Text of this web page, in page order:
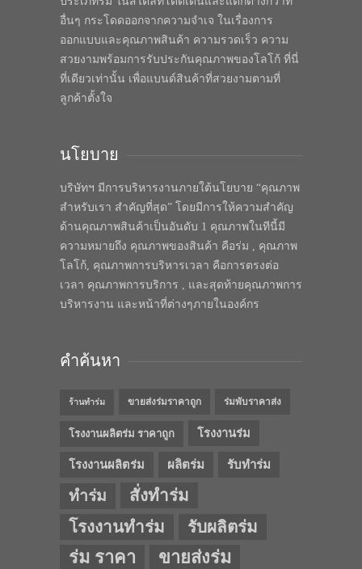
อื่นๆ กระโดดออกจากความจำเจ ในเรื่องการ
ออกแบบและคุณภาพสินค้า ความรวดเร็ว ความ
สวยงามพร้อมการรับประกันคุณภาพของโลโก้ ที่นี่
ที่เดียวเท่านั้น เพื่อแบนด์สินค้าที่สวยงามตามที่
ลูกค้าตั้งใจ
นโยบาย
บริษัทฯ มีการบริหารงานภายใต้นโยบาย “คุณภาพ
สำหรับเรา สำคัญที่สุด” โดยมีการให้ความสำคัญ
ด้านคุณภาพสินค้าเป็นอันดับ 1 คุณภาพในทีนี้มี
ความหมายถึง คุณภาพของสินค้า คือร่ม , คุณภาพ
โลโก้, คุณภาพการบริหารเวลา คือการตรงต่อ
เวลา คุณภาพการบริการ , และสุดท้ายคุณภาพการ
บริหารงาน และหน้าที่ต่างๆภายในองค์กร
คำค้นหา
ร้านทำร่ม ขายส่งร่มราคาถูก ร่มพับราคาส่ง
โรงงานผลิตร่ม ราคาถูก โรงงานร่ม
โรงงานผลิตร่ม ผลิตร่ม รับทำร่ม
ทำร่ม
สั่งทำร่ม
โรงงานทำร่ม
รับผลิตร่ม
ร่ม ราคา ขายส่งร่ม